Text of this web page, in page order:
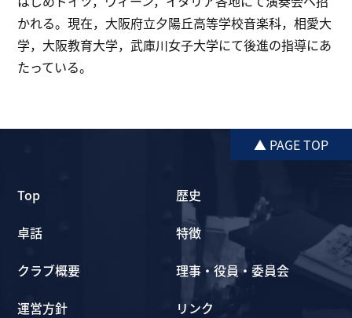
かれる。現在，大阪府立夕陽丘高等学校音楽科，相愛大
学，大阪教育大学，武庫川女子大学にて後進の指導にあ
たっている。
▲ PAGE TOP
Top
卓話
クラブ概要
運営方針
歴史
特徴
理事・役員・委員会
リンク